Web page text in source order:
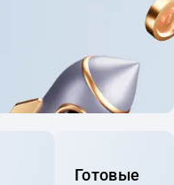
Готовые